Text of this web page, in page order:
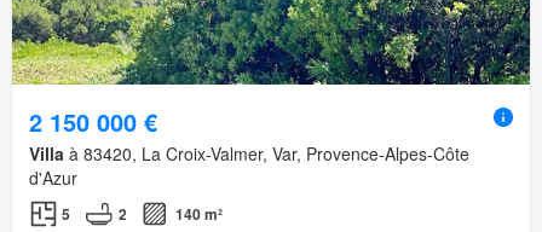
2 150 000 €
Villa à 83420, La Croix-Valmer, Var, Provence-Alpes-Côte
d'Azur
5 2 140 m²